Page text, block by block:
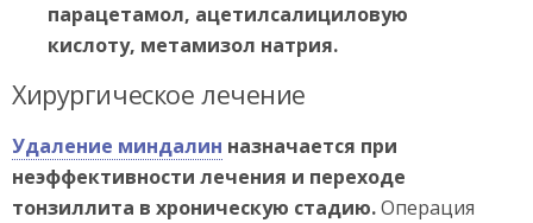
парацетамол, ацетилсалициловую
кислоту, метамизол натрия.
Хирургическое лечение
Удаление миндалин назначается при
неэффективности лечения и переходе
тонзиллита в хроническую стадию.Операция